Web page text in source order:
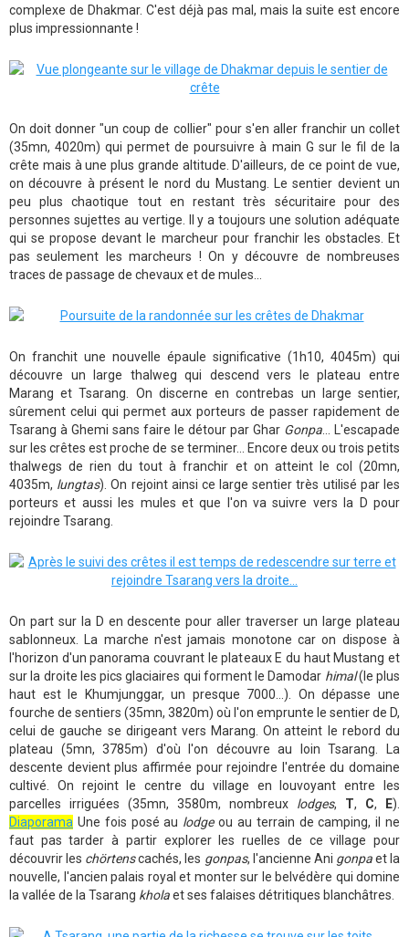
complexe de Dhakmar. C'est déjà pas mal, mais la suite est encore
plus impressionnante !
On doit donner "un coup de collier" pour s'en aller franchir un collet
(35mn, 4020m) qui permet de poursuivre à main G sur le fil de la
crête mais à une plus grande altitude. D'ailleurs, de ce point de vue,
on découvre à présent le nord du Mustang. Le sentier devient un
peu plus chaotique tout en restant très sécuritaire pour des
personnes sujettes au vertige. Il y a toujours une solution adéquate
qui se propose devant le marcheur pour franchir les obstacles. Et
pas seulement les marcheurs ! On y découvre de nombreuses
traces de passage de chevaux et de mules...
On franchit une nouvelle épaule significative (1h10, 4045m) qui
découvre un large thalweg qui descend vers le plateau entre
Marang et Tsarang. On discerne en contrebas un large sentier,
sûrement celui qui permet aux porteurs de passer rapidement de
Tsarang à Ghemi sans faire le détour par Ghar Gonpa ... L'escapade
sur les crêtes est proche de se terminer... Encore deux ou trois petits
thalwegs de rien du tout à franchir et on atteint le col (20mn,
4035m, lungtas). On rejoint ainsi ce large sentier très utilisé par les
porteurs et aussi les mules et que l'on va suivre vers la D pour
rejoindre Tsarang.
On part sur la D en descente pour aller traverser un large plateau
sablonneux. La marche n'est jamais monotone car on dispose à
l'horizon d'un panorama couvrant le plateaux E du haut Mustang et
sur la droite les pics glaciaires qui forment le Damodar himal(le plus
haut est le Khumjunggar, un presque 7000...). On dépasse une
fourche de sentiers (35mn, 3820m) où l'on emprunte le sentier de D,
celui de gauche se dirigeant vers Marang. On atteint le rebord du
plateau (5mn, 3785m) d'où l'on découvre au loin Tsarang. La
descente devient plus affirmée pour rejoindre l'entrée du domaine
cultivé. On rejoint le centre du village en louvoyant entre les
parcelles irriguées (35mn, 3580m, nombreux lodges, T, C, E).
Diaporama Une fois posé au lodgeou au terrain de camping, il ne
faut pas tarder à partir explorer les ruelles de ce village pour
découvrir les chörtenscachés, les gonpas, l'ancienne Ani gonpaet la
nouvelle, l'ancien palais royal et monter sur le belvédère qui domine
la vallée de la Tsarang kholaet ses falaises détritiques blanchâtres.